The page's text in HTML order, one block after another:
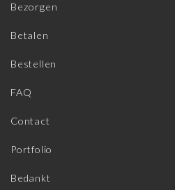
Bezorgen
Betalen
Bestellen
FAQ
Contact
Portfolio
Bedankt